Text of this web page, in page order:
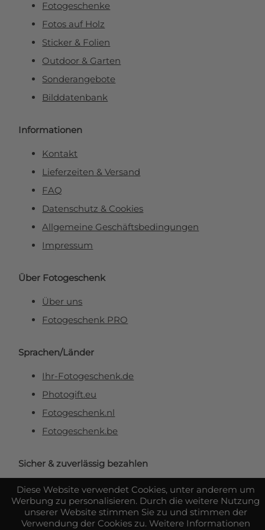
Diese Website verwendet Cookies, unter anderem um
Werbung zu personalisieren. Durch die weitere Nutzung
unserer Website stimmen Sie zu und stimmen der
Verwendung der Cookies zu. Weitere Informationen
Fotogeschenke
Fotos auf Holz
Sticker & Folien
Outdoor & Garten
Sonderangebote
Bilddatenbank
Informationen
Kontakt
Lieferzeiten & Versand
FAQ
Datenschutz & Cookies
Allgemeine Geschäftsbedingungen
Impressum
Über Fotogeschenk
Über uns
Fotogeschenk PRO
Sprachen/Länder
Ihr-Fotogeschenk.de
Photogift.eu
Fotogeschenk.nl
Fotogeschenk.be
Sicher & zuverlässig bezahlen